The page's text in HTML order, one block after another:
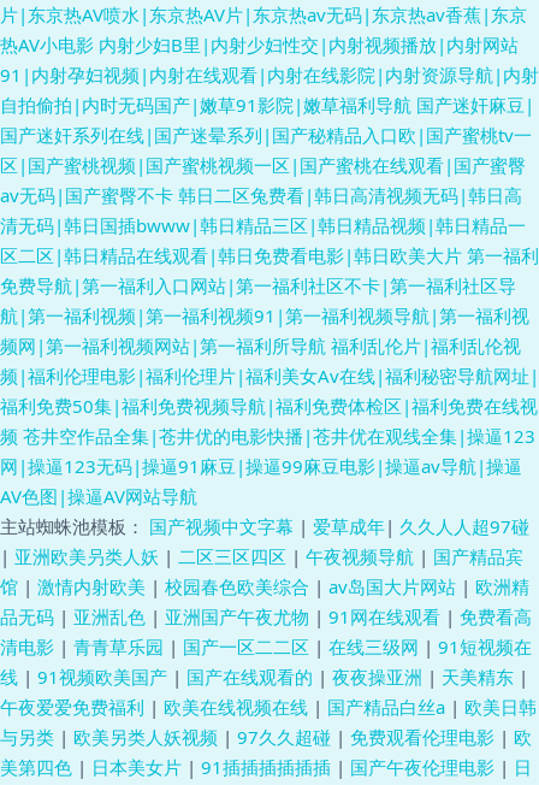
片|东京热AV喷水|东京热AV片|东京热av无码|东京热av香蕉|东京
热AV小电影 内射少妇B里|内射少妇性交|内射视频播放|内射网站
91|内射孕妇视频|内射在线观看|内射在线影院|内射资源导航|内射
自拍偷拍|内时无码国产|嫩草91影院|嫩草福利导航 国产迷奸麻豆|
国产迷奸系列在线|国产迷晕系列|国产秘精品入口欧|国产蜜桃tv一
区|国产蜜桃视频|国产蜜桃视频一区|国产蜜桃在线观看|国产蜜臀
av无码|国产蜜臀不卡 韩日二区兔费看|韩日高清视频无码|韩日高
清无码|韩日国插bwww|韩日精品三区|韩日精品视频|韩日精品一
区二区|韩日精品在线观看|韩日免费看电影|韩日欧美大片 第一福利
免费导航|第一福利入口网站|第一福利社区不卡|第一福利社区导
航|第一福利视频|第一福利视频91|第一福利视频导航|第一福利视
频网|第一福利视频网站|第一福利所导航 福利乱伦片|福利乱伦视
频|福利伦理电影|福利伦理片|福利美女Av在线|福利秘密导航网址|
福利免费50集|福利免费视频导航|福利免费体检区|福利免费在线视
频 苍井空作品全集|苍井优的电影快播|苍井优在观线全集|操逼123
网|操逼123无码|操逼91麻豆|操逼99麻豆电影|操逼av导航|操逼
AV色图|操逼AV网站导航
主站蜘蛛池模板： 国产视频中文字幕 | 爱草成年| 久久人人超97碰
| 亚洲欧美叧类人妖 | 二区三区四区 | 午夜视频导航 | 国产精品宾
馆 | 激情内射欧美 | 校园春色欧美综合 | av岛国大片网站 | 欧洲精
品无码 | 亚洲乱色 | 亚洲国产午夜尤物 | 91网在线观看 | 免费看高
清电影 | 青青草乐园 | 国产一区二二区 | 在线三级网 | 91短视频在
线 | 91视频欧美国产 | 国产在线观看的 | 夜夜操亚洲 | 天美精东 |
午夜爱爱免费福利 | 欧美在线视频在线 | 国产精品白丝a | 欧美日韩
与另类 | 欧美另类人妖视频 | 97久久超碰 | 免费观看伦理电影 | 欧
美第四色 | 日本美女片 | 91插插插插插插 | 国产午夜伦理电影 | 日